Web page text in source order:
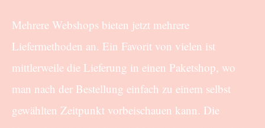
Mehrere Webshops bieten jetzt mehrere
Liefermethoden an. Ein Favorit von vielen ist
mittlerweile die Lieferung in einen Paketshop, wo
man nach der Bestellung einfach zu einem selbst
gewählten Zeitpunkt vorbeischauen kann. Die